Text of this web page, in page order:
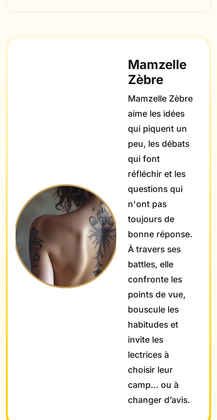
Mamzelle
Zèbre
Mamzelle Zèbre
aime les idées
qui piquent un
peu, les débats
qui font
réfléchir et les
questions qui
n'ont pas
toujours de
bonne réponse.
À travers ses
battles, elle
confronte les
points de vue,
bouscule les
habitudes et
invite les
lectrices à
choisir leur
camp… ou à
changer d’avis.